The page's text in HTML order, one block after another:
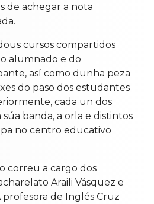
de achegar a nota
cursos compartidos
alumnado e do
así como dunha peza
do paso dos estudantes
cada un dos
banda, a orla e distintos
no centro educativo
correu a cargo dos
Araili Vásquez e
de Inglés Cruz